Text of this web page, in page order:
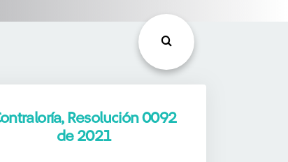
Resolución 0092
de 2021